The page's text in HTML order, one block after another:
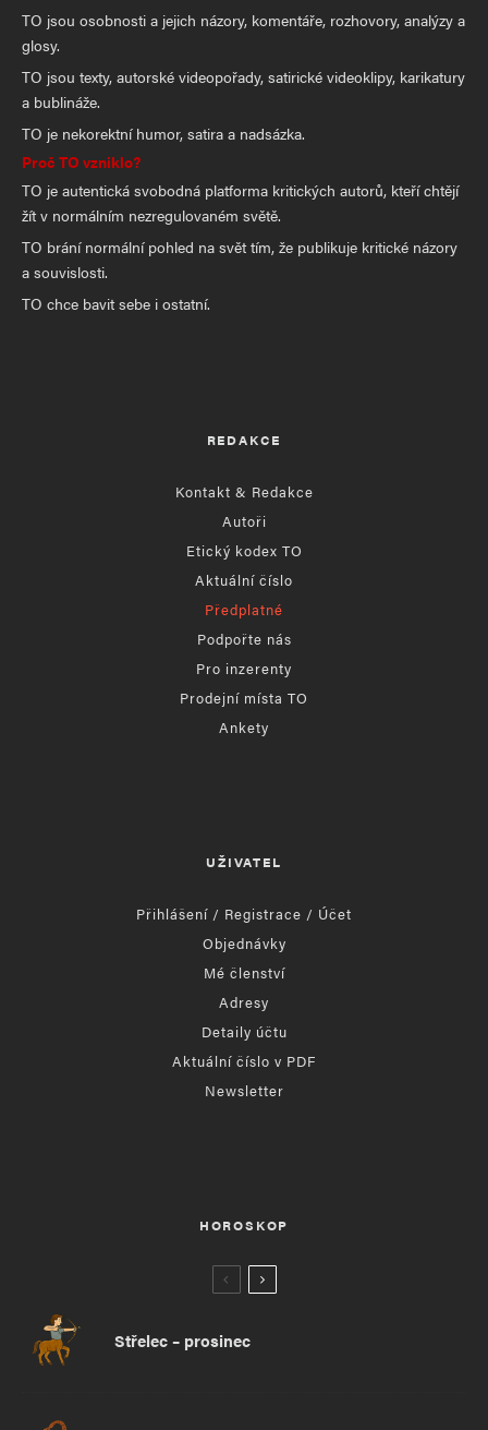
TO jsou osobnosti a jejich názory, komentáře, rozhovory, analýzy a
glosy.
TO jsou texty, autorské videopořady, satirické videoklipy, karikatury
a bublináže.
TO je nekorektní humor, satira a nadsázka.
Proč TO vzniklo?
TO je autentická svobodná platforma kritických autorů, kteří chtějí
žít v normálním nezregulovaném světě.
TO brání normální pohled na svět tím, že publikuje kritické názory
a souvislosti.
TO chce bavit sebe i ostatní.
REDAKCE
Kontakt & Redakce
Autoři
Etický kodex TO
Aktuální číslo
Předplatné
Podpořte nás
Pro inzerenty
Prodejní místa TO
Ankety
UŽIVATEL
Přihlášení / Registrace / Účet
Objednávky
Mé členství
Adresy
Detaily účtu
Aktuální číslo v PDF
Newsletter
HOROSKOP
Střelec – prosinec